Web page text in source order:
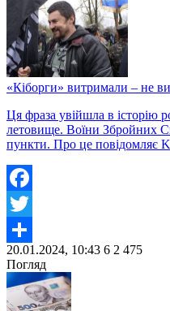
«Кіборги» витримали – не
Ця фраза увійшла в історію
летовище. Воїни Збройних
пункти. Про це повідомляє
Facebook
Twitter
Share
20.01.2024, 10:43 6 2 475
Погляд